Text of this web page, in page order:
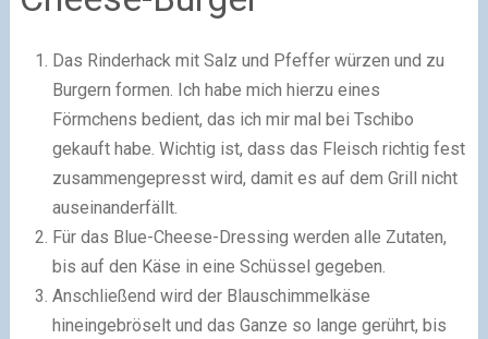
Das Rinderhack mit Salz und Pfeffer würzen und zu
Burgern formen. Ich habe mich hierzu eines
Förmchens bedient, das ich mir mal bei Tschibo
gekauft habe. Wichtig ist, dass das Fleisch richtig fest
zusammengepresst wird, damit es auf dem Grill nicht
auseinanderfällt.
Für das Blue-Cheese-Dressing werden alle Zutaten,
bis auf den Käse in eine Schüssel gegeben.
Anschließend wird der Blauschimmelkäse
hineingebröselt und das Ganze so lange gerührt, bis